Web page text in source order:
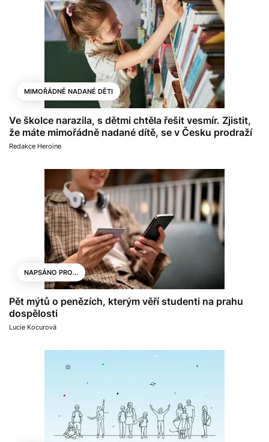
MIMOŘÁDNĚ NADANÉ DĚTI
Ve školce narazila, s dětmi chtěla řešit vesmír. Zjistit,
že máte mimořádně nadané dítě, se v Česku prodraží
Redakce Heroine
NAPSÁNO PRO...
Pět mýtů o penězích, kterým věří studenti na prahu
dospělosti
Lucie Kocurová